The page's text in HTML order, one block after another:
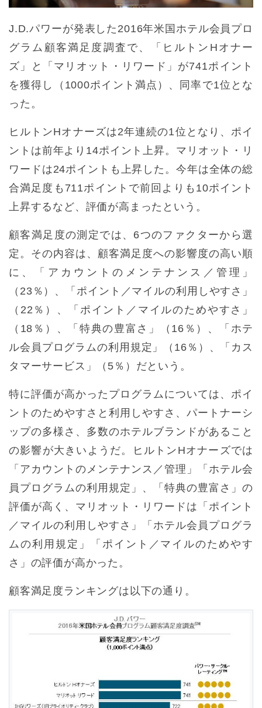
J.D.パワーが発表した2016年米国ホテル会員プロ
グラム顧客満足度調査で、「ヒルトンHオナー
ズ」と「マリオット・リワード」が741ポイント
を獲得し（1000ポイント満点）、同率で1位とな
った。
ヒルトンHオナーズは2年連続の1位となり、ポイ
ントは前年より14ポイント上昇。マリオット・リ
ワードは24ポイントも上昇した。今年は全体の総
合満足度も711ポイントで前回よりも10ポイント
上昇するなど、評価が高まったという。
顧客満足度の測定では、6つのファクターから選
定。その内容は、顧客満足度への影響度の高い順
に、「アカウントのメンテナンス／管理」
（23％）、「ポイント／マイルの利用しやすさ」
（22％）、「ポイント／マイルのためやすさ」
（18％）、「特典の豊富さ」（16％）、「ホテ
ル会員プログラムの利用規定」（16％）、「カス
タマーサービス」（5％）だという。
特に評価が高かったプログラムについては、ポイ
ントのためやすさと利用しやすさ、パートナーシ
ップの多様さ、多数のホテルブランドがあること
の影響が大きいようだ。ヒルトンHオナーズでは
「アカウントのメンテナンス／管理」「ホテル会
員プログラムの利用規定」、「特典の豊富さ」の
評価が高く、マリオット・リワードは「ポイント
／マイルの利用しやすさ」「ホテル会員プログラ
ムの利用規定」「ポイント／マイルのためやす
さ」の評価が高かった。
顧客満足度ランキングは以下の通り。